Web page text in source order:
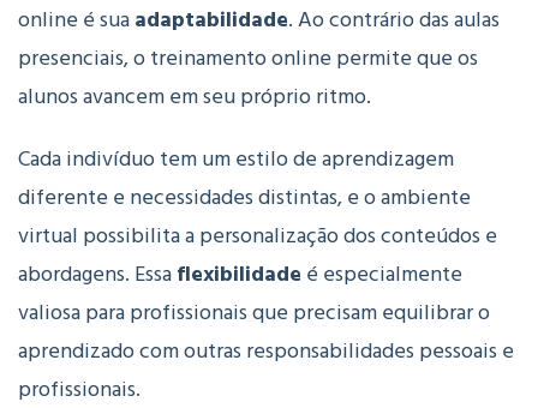
online é suaadaptabilidade. Ao contrário das aulas
presenciais, o treinamento online permite que os
alunos avancem em seu próprio ritmo.
Cada indivíduo tem um estilo de aprendizagem
diferente e necessidades distintas, e o ambiente
virtual possibilita a personalização dos conteúdos e
abordagens. Essaflexibilidade é especialmente
valiosa para profissionais que precisam equilibrar o
aprendizado com outras responsabilidades pessoais e
profissionais.